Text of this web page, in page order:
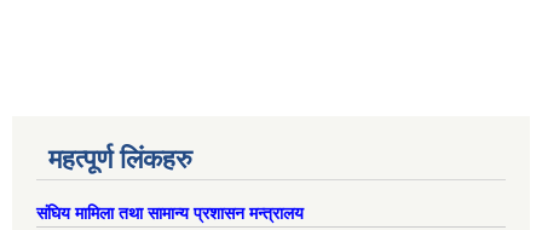
महत्पूर्ण लिंकहरु
संघिय मामिला तथा सामान्य प्रशासन मन्त्रालय